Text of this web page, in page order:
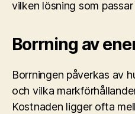
vilken lösning som
Borrning av
Borrningen påverkas av
och vilka
Kostnaden ligger ofta